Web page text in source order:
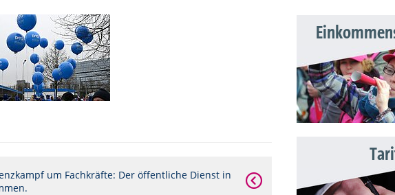
um Fachkräfte: Der öffentliche Dienst in